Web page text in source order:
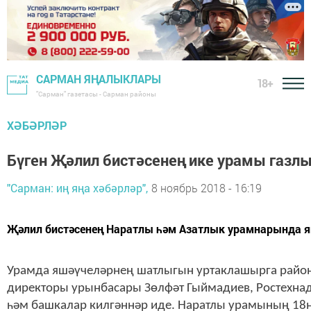
САРМАН ЯҢАЛЫКЛАРЫ
"Сарман" газетасы - Сарман районы
18+
ХӘБӘРЛӘР
Бүген Җәлил бистәсенең ике урамы
"Сарман: иң яңа хәбәрләр", 8 ноябрь 2018 - 16:19
Җәлил бистәсенең Наратлы һәм Азатлык урамнарында
Урамда яшәүчеләрнең шатлыгын уртаклашырга
директоры урынбасары Зөлфәт Гыймадиев,
һәм башкалар килгәннәр иде. Наратлы урамының